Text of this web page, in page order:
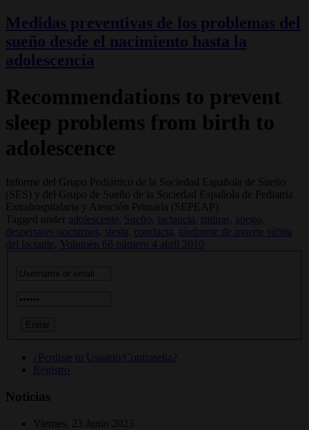
Medidas preventivas de los problemas del
sueño desde el nacimiento hasta la
adolescencia
Recommendations to prevent
sleep problems from birth to
adolescence
Informe del Grupo Pediátrico de la Sociedad Española de Sueño
(SES) y del Grupo de Sueño de la Sociedad Española de Pediatría
Extrahospitalaria y Atención Primaria (SEPEAP)
Tagged under
adolescente, Sueño, lactancia, rutinas, apego,
despertares nocturnos, siesta, conducta, síndrome de muerte súbita
del lactante,
Volumen 68 número 4 abril 2010
¿Perdiste tu Usuario/Contraseña?
Registro
Noticias
Viernes, 23 Junio 2023